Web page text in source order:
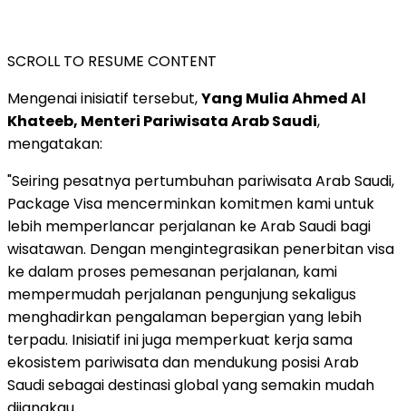
SCROLL TO RESUME CONTENT
Mengenai inisiatif tersebut,Yang Mulia Ahmed Al
Khateeb, Menteri Pariwisata Arab Saudi,
mengatakan:
"Seiring pesatnya pertumbuhan pariwisata Arab Saudi,
Package Visa mencerminkan komitmen kami untuk
lebih memperlancar perjalanan ke Arab Saudi bagi
wisatawan. Dengan mengintegrasikan penerbitan visa
ke dalam proses pemesanan perjalanan, kami
mempermudah perjalanan pengunjung sekaligus
menghadirkan pengalaman bepergian yang lebih
terpadu. Inisiatif ini juga memperkuat kerja sama
ekosistem pariwisata dan mendukung posisi Arab
Saudi sebagai destinasi global yang semakin mudah